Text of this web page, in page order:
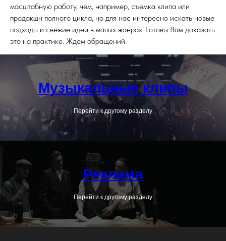
масштабную работу, чем, например, съемка клипа или
продакшн полного цикла, но для нас интересно искать новые
подходы и свежие идеи в малых жанрах. Готовы Вам доказать
это на практике. Ждем обращений.
Музыкальные клипы
Перейти к другому разделу
Реклама
Перейти к другому разделу